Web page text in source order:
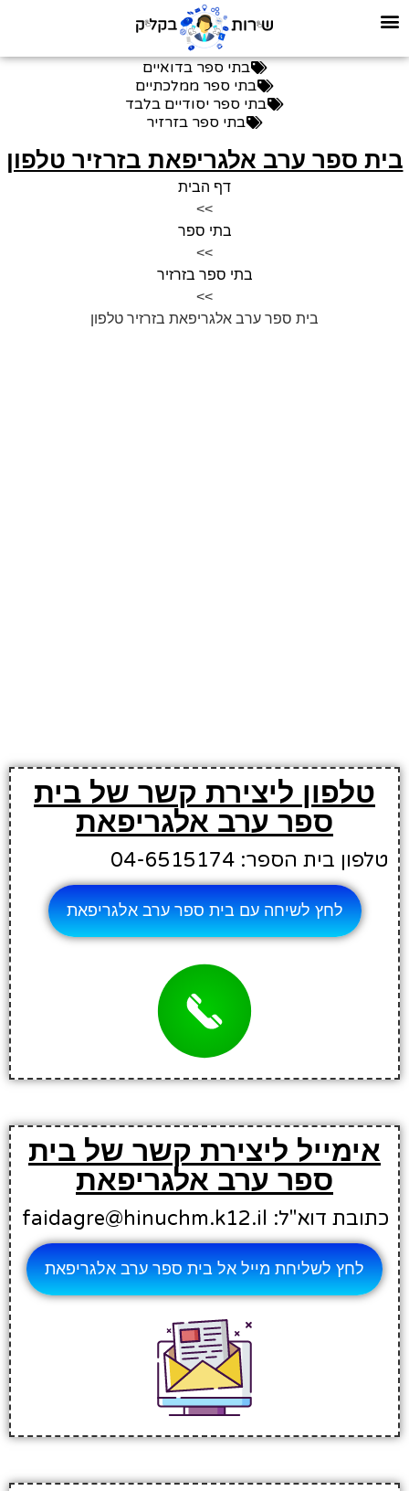
בתי ספר בדואיים
בתי ספר ממלכתיים
בתי ספר יסודיים בלבד
בתי ספר בזרזיר
ספר ערב אלגריפאת בזרזיר טלפון
דף הבית
>>
בתי ספר
>>
בתי ספר בזרזיר
>>
בית ספר ערב אלגריפאת בזרזיר טלפון
טלפון ליצירת קשר של בית
ספר ערב אלגריפאת
טלפון בית הספר: 04-6515174
לחץ לשיחה עם בית ספר ערב אלגריפאת
אימייל ליצירת קשר של בית
ספר ערב אלגריפאת
כתובת דוא"ל: faidagre@hinuchm.k12.il
לחץ לשליחת מייל אל בית ספר ערב אלגריפאת